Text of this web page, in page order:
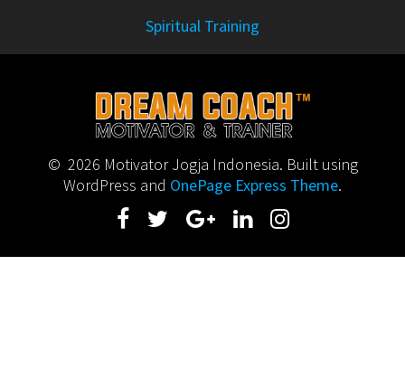
Spiritual Training
© 2026 Motivator Jogja Indonesia. Built using
WordPress and OnePage Express Theme.